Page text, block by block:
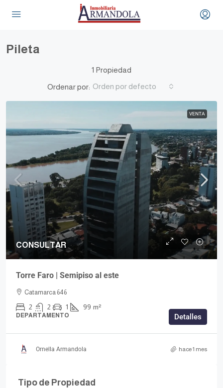
Pileta
1 Propiedad
Ordenar por: Orden por defecto
VENTA
CONSULTAR
Torre Faro | Semipiso al este
Catamarca 646
2 2 1 99 m²
DEPARTAMENTO Detalles
Ornella Armandola hace 1 mes
Tipo de Propiedad